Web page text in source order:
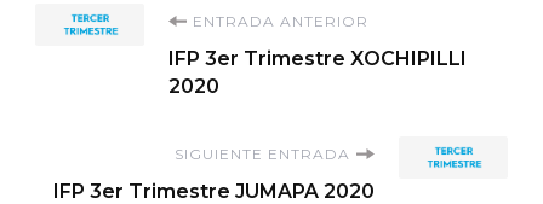
Navegación
entradas
ENTRADA ANTERIOR
IFP 3er Trimestre XOCHIPILLI
2020
SIGUIENTE ENTRADA
IFP 3er Trimestre JUMAPA 2020